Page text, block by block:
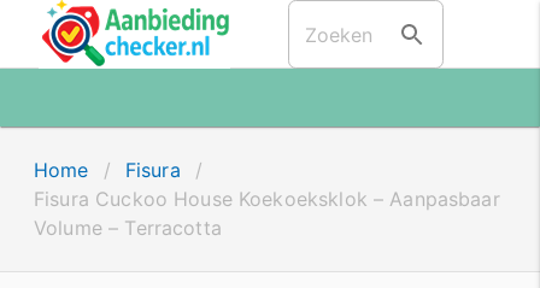
Home / Fisura
/
Fisura Cuckoo House Koekoeksklok – Aanpasbaar
Volume – Terracotta